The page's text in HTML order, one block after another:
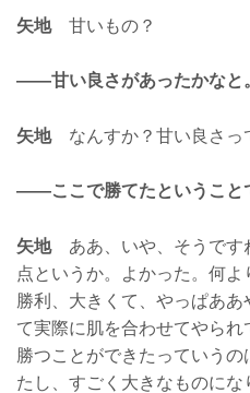
矢地甘いもの？
——甘い良さがあったかなと
矢地なんすか？甘い良さっ
——ここで勝てたということ
矢地ああ、いや、そうです
点というか。よかった。何
勝利、大きくて、やっぱあ
て実際に肌を合わせてやら
勝つことができたっていう
たし、すごく大きなものにな